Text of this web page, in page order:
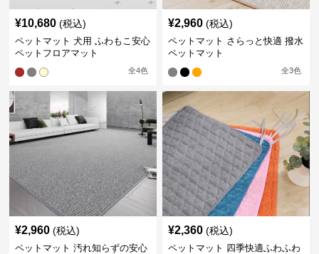
¥10,680 (税込)
ペットマット 犬用 ふわもこ安心
ペットフロアマット
全4色
¥2,960 (税込)
ペットマット さらっと快適 撥水
ペットマット
全3色
¥2,960 (税込)
ペットマット 汚れ知らずの安心
¥2,360 (税込)
ペットマット 四季快適ふわふわ